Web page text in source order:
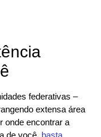
federativas –
extensa área
onde encontrar a
de você, basta